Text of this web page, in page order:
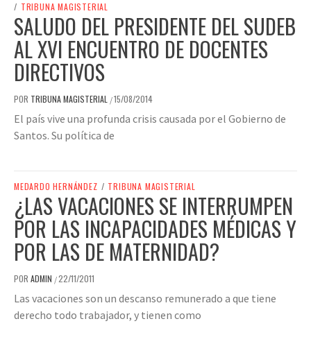
/ TRIBUNA MAGISTERIAL
SALUDO DEL PRESIDENTE DEL SUDEB
AL XVI ENCUENTRO DE DOCENTES
DIRECTIVOS
POR TRIBUNA MAGISTERIAL /15/08/2014
El país vive una profunda crisis causada por el Gobierno de
Santos. Su política de
MEDARDO HERNÁNDEZ / TRIBUNA MAGISTERIAL
¿LAS VACACIONES SE INTERRUMPEN
POR LAS INCAPACIDADES MÉDICAS Y
POR LAS DE MATERNIDAD?
POR ADMIN /22/11/2011
Las vacaciones son un descanso remunerado a que tiene
derecho todo trabajador, y tienen como